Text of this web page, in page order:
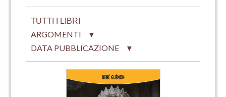
TUTTI I LIBRI
ARGOMENTI ▼
DATA PUBBLICAZIONE ▼